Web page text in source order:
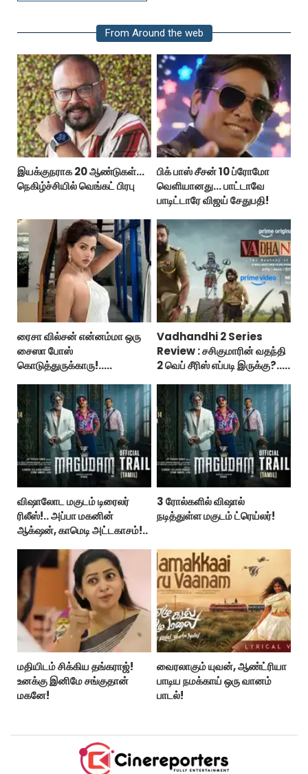
From Around the web
இயக்குநராக 20 ஆண்டுகள்...
நெகிழ்ச்சியில் வெங்கட் பிரபு
பிக் பாஸ் சீசன் 10 ப்ரோமோ
வெளியானது... பாட்டாவே
பாடிட்டாரே விஜய் சேதுபதி!
ரைசா வில்சன் என்னம்மா ஒரு
சைஸா போஸ்
கொடுத்துருக்காரு!..
Vadhandhi 2 Series
Review : சசிகுமாரின் வதந்தி
2 வெப் சீரிஸ் எப்படி இருக்கு?...
விஷாலோட மகுடம் டிரைலர்
ரிலீஸ்!.. அப்பா மகனின்
ஆக்‌ஷன், காமெடி அட்டகாசம்!..
3 ரோல்களில் விஷால்
நடித்துள்ள மகுடம் ட்ரெய்லர்!
மதியிடம் சிக்கிய தங்கராஜ்!
உனக்கு இனிமே சங்குதான்
மகனே!
வைரலாகும் யுவன், ஆண்ட்ரியா
பாடிய நமக்காய் ஒரு வானம்
பாடல்!